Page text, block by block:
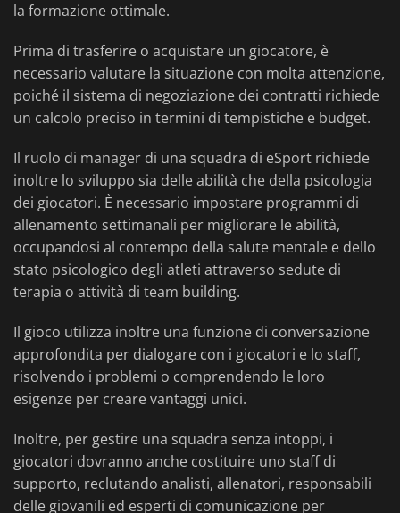
la formazione ottimale.
Prima di trasferire o acquistare un giocatore, è
necessario valutare la situazione con molta attenzione,
poiché il sistema di negoziazione dei contratti richiede
un calcolo preciso in termini di tempistiche e budget.
Il ruolo di manager di una squadra di eSport richiede
inoltre lo sviluppo sia delle abilità che della psicologia
dei giocatori. È necessario impostare programmi di
allenamento settimanali per migliorare le abilità,
occupandosi al contempo della salute mentale e dello
stato psicologico degli atleti attraverso sedute di
terapia o attività di team building.
Il gioco utilizza inoltre una funzione di conversazione
approfondita per dialogare con i giocatori e lo staff,
risolvendo i problemi o comprendendo le loro
esigenze per creare vantaggi unici.
Inoltre, per gestire una squadra senza intoppi, i
giocatori dovranno anche costituire uno staff di
supporto, reclutando analisti, allenatori, responsabili
delle giovanili ed esperti di comunicazione per